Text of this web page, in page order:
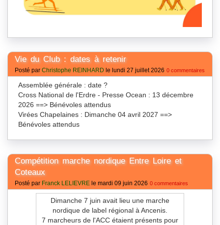
Vie du Club : dates à retenir
Posté par Christophe REINHARD le lundi 27 juillet 2026 0 commentaires
Assemblée générale : date ?
Cross National de l'Erdre - Presse Ocean : 13 décembre
2026 ==> Bénévoles attendus
Virées Chapelaines : Dimanche 04 avril 2027 ==>
Bénévoles attendus
Compétition marche nordique Entre Loire et
Coteaux
Posté par Franck LELIEVRE le mardi 09 juin 2026 0 commentaires
Dimanche 7 juin avait lieu une marche
nordique de label régional à Ancenis.
7 marcheurs de l'ACC étaient présents pour